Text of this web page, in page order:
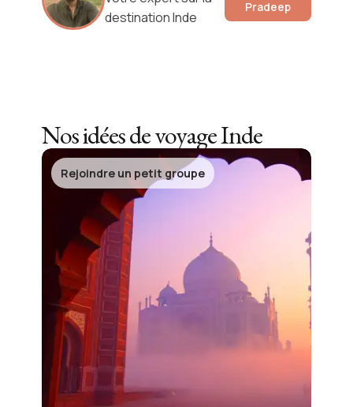
destination Inde
Pradeep
Nos idées de voyageInde
Rejoindre un petit groupe